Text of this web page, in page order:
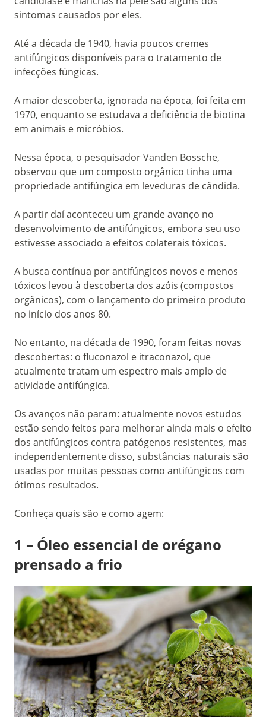
sintomas causados por eles.
Até a década de 1940, havia poucos cremes
antifúngicos disponíveis para o tratamento de
infecções fúngicas.
A maior descoberta, ignorada na época, foi feita em
1970, enquanto se estudava a deficiência de biotina
em animais e micróbios.
Nessa época, o pesquisador Vanden Bossche,
observou que um composto orgânico tinha uma
propriedade antifúngica em leveduras de cândida.
A partir daí aconteceu um grande avanço no
desenvolvimento de antifúngicos, embora seu uso
estivesse associado a efeitos colaterais tóxicos.
A busca contínua por antifúngicos novos e menos
tóxicos levou à descoberta dos azóis (compostos
orgânicos), com o lançamento do primeiro produto
no início dos anos 80.
No entanto, na década de 1990, foram feitas novas
descobertas: o fluconazol e itraconazol, que
atualmente tratam um espectro mais amplo de
atividade antifúngica.
Os avanços não param: atualmente novos estudos
estão sendo feitos para melhorar ainda mais o efeito
dos antifúngicos contra patógenos resistentes, mas
independentemente disso, substâncias naturais são
usadas por muitas pessoas como antifúngicos com
ótimos resultados.
Conheça quais são e como agem:
1 – Óleo essencial de orégano
prensado a frio